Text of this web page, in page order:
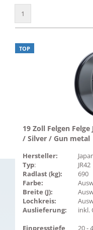
1
TOP
19 Zoll Felgen Felge
/ Silver / Gun metal
Hersteller:
Typ:
JR42
Radlast (kg):
690
Farbe:
Breite (J):
Lochkreis:
Auslieferung:
inkl.
Einpresstiefe
20 -